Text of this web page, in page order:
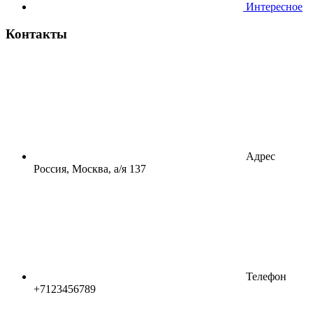
Интересное
Контакты
Адрес
Россия, Москва, а/я 137
Телефон
+7123456789